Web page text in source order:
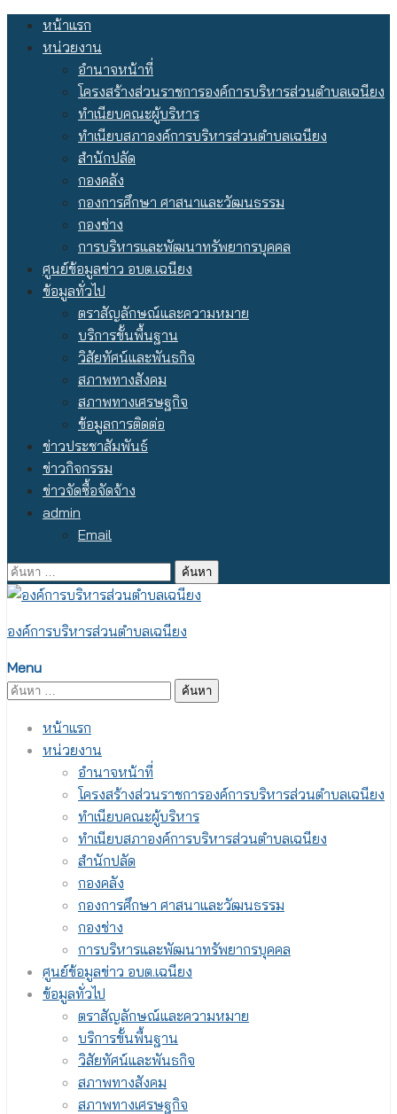
Skip หน้าแรก
หน่วยงาน
อำนาจหน้าที่
โครงสร้างส่วนราชการองค์การบริหารส่วนตำบลเฉนียง
ทำเนียบคณะผู้บริหาร
ทำเนียบสภาองค์การบริหารส่วนตำบลเฉนียง
สำนักปลัด
กองคลัง
กองการศึกษา ศาสนาและวัฒนธรรม
กองช่าง
การบริหารและพัฒนาทรัพยากรบุคคล
ศูนย์ข้อมูลข่าว อบต.เฉนียง
ข้อมูลทั่วไป
ตราสัญลักษณ์และความหมาย
บริการขั้นพื้นฐาน
วิสัยทัศน์และพันธกิจ
สภาพทางสังคม
สภาพทางเศรษฐกิจ
ข้อมูลการติดต่อ
ข่าวประชาสัมพันธ์
ข่าวกิจกรรม
ข่าวจัดซื้อจัดจ้าง
admin
Email
ค้นหา
สำหรับ:
องค์การบริหารส่วนตำบลเฉนียง
Menu
ค้นหา
หน้าแรก
หน่วยงาน
อำนาจหน้าที่
โครงสร้างส่วนราชการองค์การบริหารส่วนตำบลเฉนียง
ทำเนียบคณะผู้บริหาร
ทำเนียบสภาองค์การบริหารส่วนตำบลเฉนียง
สำนักปลัด
กองคลัง
กองการศึกษา ศาสนาและวัฒนธรรม
กองช่าง
การบริหารและพัฒนาทรัพยากรบุคคล
ศูนย์ข้อมูลข่าว อบต.เฉนียง
ข้อมูลทั่วไป
ตราสัญลักษณ์และความหมาย
บริการขั้นพื้นฐาน
วิสัยทัศน์และพันธกิจ
สภาพทางสังคม
สภาพทางเศรษฐกิจ